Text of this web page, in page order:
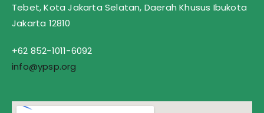
Tebet, Kota Jakarta Selatan, Daerah Khusus Ibukota
Jakarta 12810
+62 852-1011-6092
info@ypsp.org